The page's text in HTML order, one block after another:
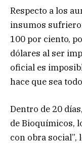
Respecto a los
insumos
100 por ciento,
dólares al ser
oficial es
hace que sea
Dentro de 20
de Bioquímicos,
con obra social”,